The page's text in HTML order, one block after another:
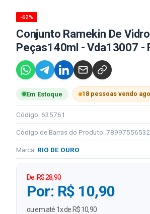
-62%
Conjunto Ramekin De
Peças140ml - Vda13007 -
Em Estoque 18 pessoas vendo
Código: 635761
Código de Barras do Produto:
Marca: RIO DE OURO
De: R$ 28,90
Por: R$ 10,90
ou em até 1x de R$ 10,90